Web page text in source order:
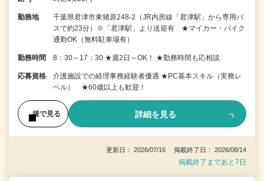
勤務地
千葉県君津市東猪原248-2（JR内房線「君津駅」から専用バ
スで約23分）※「君津駅」より送迎有 ★マイカー・バイク
通勤OK（無料駐車場有）
勤務時間 8：30～17：30 ★週2日～OK！ ★勤務時間も応相談
応募資格
介護施設での経理事務経験者優遇 ★PC基本スキル（実務レ
ベル） ★60歳以上も歓迎！
後で見る 詳細を見る
更新日： 2026/07/16 掲載終了日： 2026/08/14
掲載終了まであと7日